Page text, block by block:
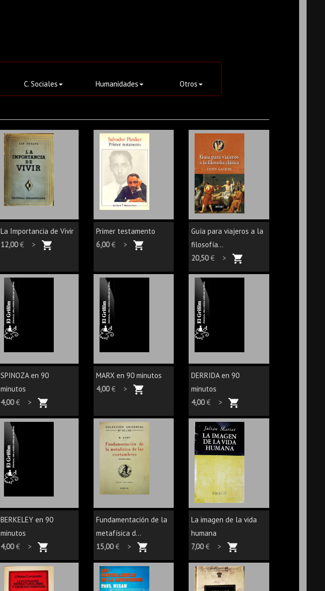
C. Sociales Humanidades Otros
La Importancia de Vivir
12,00€ >
Primer testamento
6,00€ >
Guía para viajeros a la
filosofía...
20,50€ >
SPINOZA en 90
minutos
4,00€ >
MARX en 90 minutos
4,00€ >
DERRIDA en 90
minutos
4,00€ >
BERKELEY en 90
minutos
4,00€ >
Fundamentación de la
metafísica d...
15,00€ >
La imagen de la vida
humana
7,00€ >